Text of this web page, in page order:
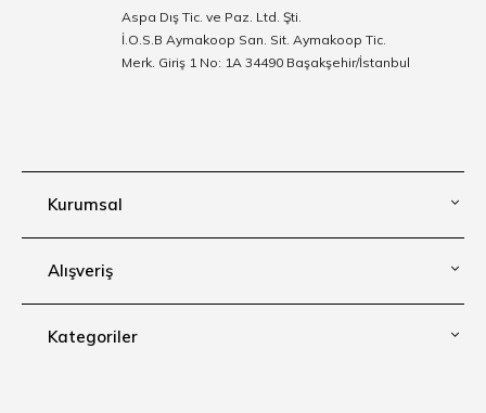
Kurumsal
Alışveriş
Kategoriler
Aspa Dış Tic. ve Paz. Ltd. Şti.
İ.O.S.B Aymakoop San. Sit. Aymakoop Tic.
Merk. Giriş 1 No: 1A 34490 Başakşehir/İstanbul